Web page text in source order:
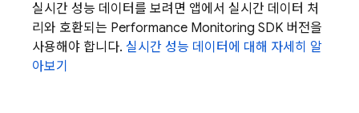
실시간 성능 데이터를 보려면 앱에서 실시간 데이터 처
리와 호환되는 Performance Monitoring SDK 버전을
사용해야 합니다. 실시간 성능 데이터에 대해 자세히 알
아보기